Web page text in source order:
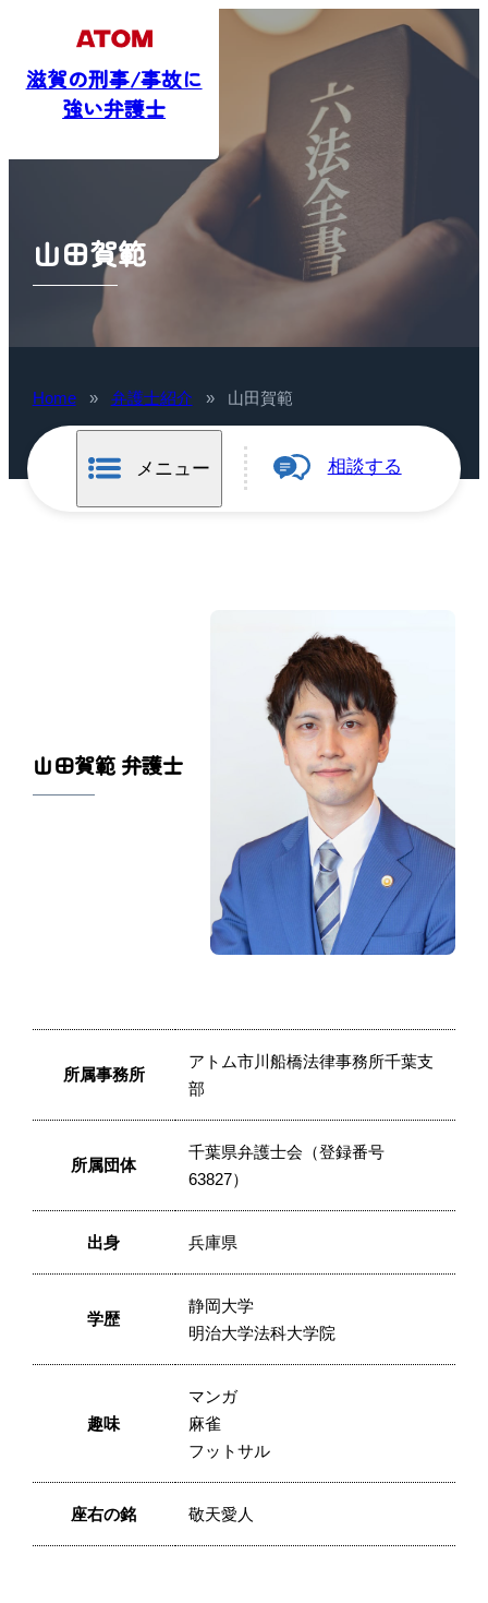
滋賀の刑事/事故に
山田賀範
Home » 弁護士紹介 » 山田賀範
メニュー 相談する
山田賀範 弁護士
所属事務所
アトム市川船橋法律事務所千葉支
部
所属団体
千葉県弁護士会（登録番号
63827）
出身 兵庫県
学歴
静岡大学
明治大学法科大学院
趣味
マンガ
麻雀
フットサル
座右の銘 敬天愛人